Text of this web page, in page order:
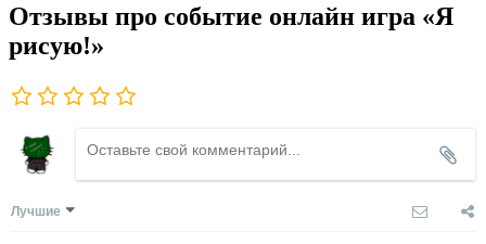
Отзывы про событие онлайн игра «Я
рисую!»
Лучшие